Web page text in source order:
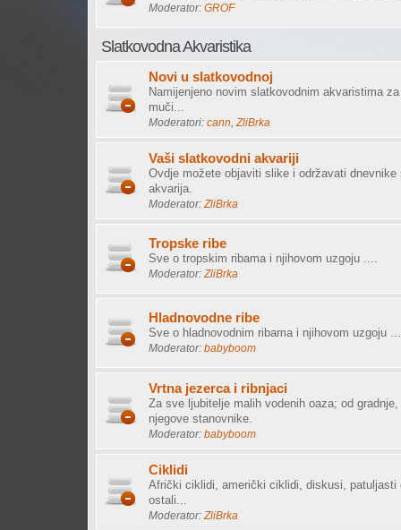
Moderator: GROF
Slatkovodna Akvaristika
Novi u slatkovodnoj
Namijenjeno novim slatkovodnim akvaristima
muči...
Moderatori: cann ZliBrka
Vaši slatkovodni akvariji
Ovdje možete objaviti slike i održavati
akvarija.
Moderator: ZliBrka
Tropske ribe
Sve o tropskim ribama i njihovom uzgoju ....
Moderator: ZliBrka
Hladnovodne ribe
Sve o hladnovodnim ribama i njihovom uzgoju
Moderator: babyboom
Vrtna jezerca i ribnjaci
Za sve ljubitelje malih vodenih oaza; od
njegove stanovnike.
Moderator: babyboom
Ciklidi
Afrički ciklidi, američki ciklidi, diskusi,
ostali...
Moderator: ZliBrka